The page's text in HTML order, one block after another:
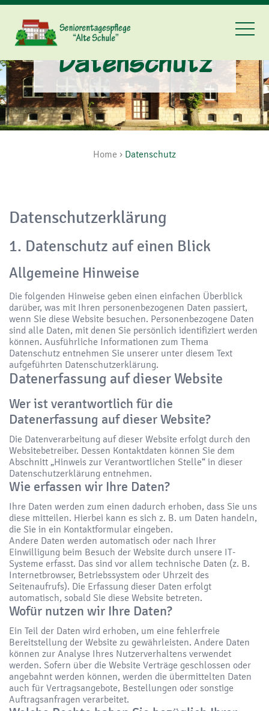
Datenschutz
Home › Datenschutz
Datenschutz­erklärung
1. Datenschutz auf einen Blick
Allgemeine Hinweise
Die folgenden Hinweise geben einen einfachen Überblick
darüber, was mit Ihren personenbezogenen Daten passiert,
wenn Sie diese Website besuchen. Personenbezogene Daten
sind alle Daten, mit denen Sie persönlich identifiziert werden
können. Ausführliche Informationen zum Thema
Datenschutz entnehmen Sie unserer unter diesem Text
aufgeführten Datenschutzerklärung.
Datenerfassung auf dieser Website
Wer ist verantwortlich für die
Datenerfassung auf dieser Website?
Die Datenverarbeitung auf dieser Website erfolgt durch den
Websitebetreiber. Dessen Kontaktdaten können Sie dem
Abschnitt „Hinweis zur Verantwortlichen Stelle“ in dieser
Datenschutzerklärung entnehmen.
Wie erfassen wir Ihre Daten?
Ihre Daten werden zum einen dadurch erhoben, dass Sie uns
diese mitteilen. Hierbei kann es sich z. B. um Daten handeln,
die Sie in ein Kontaktformular eingeben.
Andere Daten werden automatisch oder nach Ihrer
Einwilligung beim Besuch der Website durch unsere IT-
Systeme erfasst. Das sind vor allem technische Daten (z. B.
Internetbrowser, Betriebssystem oder Uhrzeit des
Seitenaufrufs). Die Erfassung dieser Daten erfolgt
automatisch, sobald Sie diese Website betreten.
Wofür nutzen wir Ihre Daten?
Ein Teil der Daten wird erhoben, um eine fehlerfreie
Bereitstellung der Website zu gewährleisten. Andere Daten
können zur Analyse Ihres Nutzerverhaltens verwendet
werden. Sofern über die Website Verträge geschlossen oder
angebahnt werden können, werden die übermittelten Daten
auch für Vertragsangebote, Bestellungen oder sonstige
Auftragsanfragen verarbeitet.